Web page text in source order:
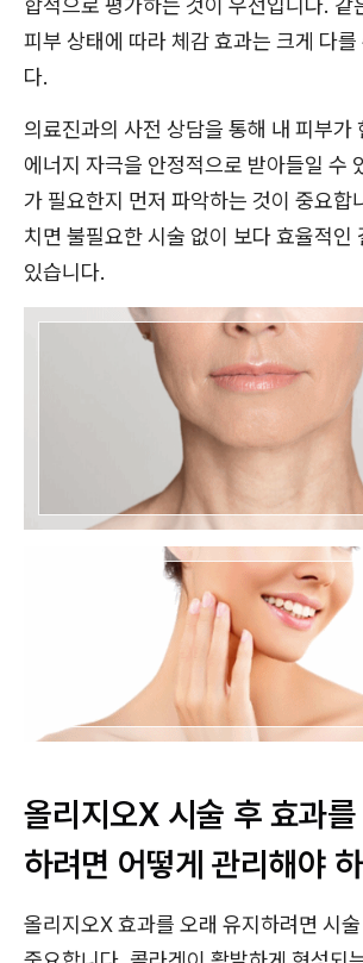
피부 상태에 따라 체감 효과는 크게 다
다.
의료진과의 사전 상담을 통해 내 피부가
에너지 자극을 안정적으로 받아들일 수
가 필요한지 먼저 파악하는 것이 중요합
치면 불필요한 시술 없이 보다 효율적인
있습니다.
올리지오X 시술 후 효과
하려면 어떻게 관리해야
올리지오X 효과를 오래 유지하려면 시